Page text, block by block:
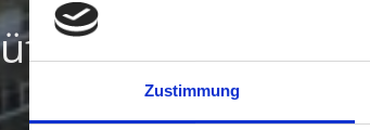
Zustimmung
und